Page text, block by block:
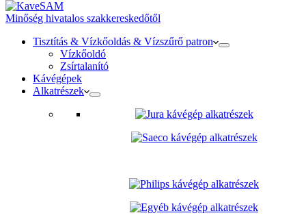
Minőség hivatalos szakkereskedőtől
Tisztítás & Vízkőoldás & Vízszűrő patron
Vízkőoldó
Zsírtalanító
Kávégépek
Alkatrészek